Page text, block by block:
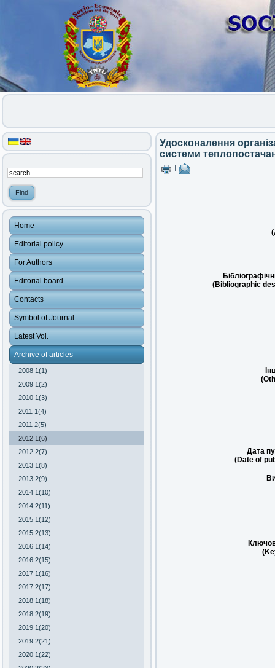
Home
Editorial policy
For Authors
Editorial board
Contacts
Symbol of Journal
Latest Vol.
Archive of articles
2008 1(1)
2009 1(2)
2010 1(3)
2011 1(4)
2011 2(5)
2012 1(6)
2012 2(7)
2013 1(8)
2013 2(9)
2014 1(10)
2014 2(11)
2015 1(12)
2015 2(13)
2016 1(14)
2016 2(15)
2017 1(16)
2017 2(17)
2018 1(18)
2018 2(19)
2019 1(20)
2019 2(21)
2020 1(22)
Удосконалення
системи
(Bibliographic
Дата
(Date of